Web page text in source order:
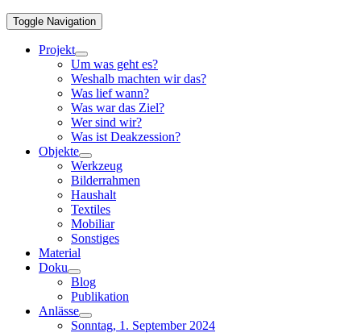
Toggle Navigation
Projekt
Um was geht es?
Weshalb machten wir das?
Was lief wann?
Was war das Ziel?
Wer sind wir?
Was ist Deakzession?
Objekte
Werkzeug
Bilderrahmen
Haushalt
Textiles
Mobiliar
Sonstiges
Material
Doku
Blog
Publikation
Anlässe
Sonntag, 1. September 2024